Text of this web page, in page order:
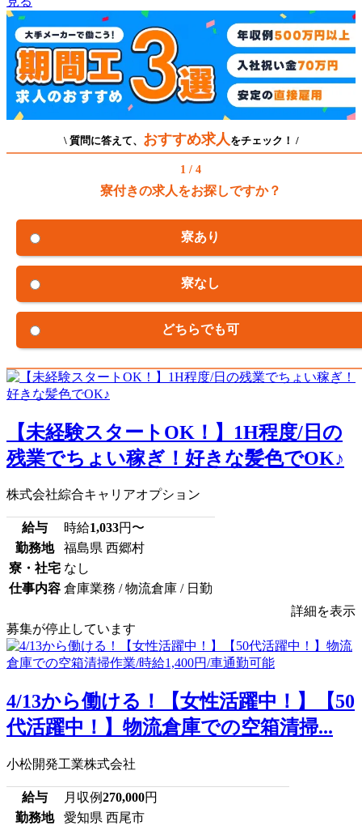
\ 質問に答えて、 おすすめ求人 をチェック！ /
1 / 4
寮付きの求人をお探しですか？
寮あり
寮なし
どちらでも可
【未経験スタートOK！】1H程度/日の
残業でちょい稼ぎ！好きな髪色でOK♪
株式会社綜合キャリアオプション
給与 時給1,033円〜
勤務地
福島県 西郷村
寮・社宅 なし
仕事内容 倉庫業務 / 物流倉庫 / 日勤
詳細を表示
募集が停止しています
4/13から働ける！【女性活躍中！】【50
代活躍中！】物流倉庫での空箱清掃...
小松開発工業株式会社
給与 月収例270,000円
勤務地
愛知県 西尾市